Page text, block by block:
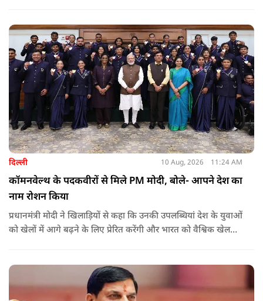
दिल्ली 10 Aug, 2026 11:24 AM
कॉमनवेल्थ के पदकवीरों से मिले PM मोदी, बोले- आपने देश का
नाम रोशन किया
प्रधानमंत्री मोदी ने खिलाड़ियों से कहा कि उनकी उपलब्धियां देश के युवाओं
को खेलों में आगे बढ़ने के लिए प्रेरित करेंगी और भारत को वैश्विक खेल